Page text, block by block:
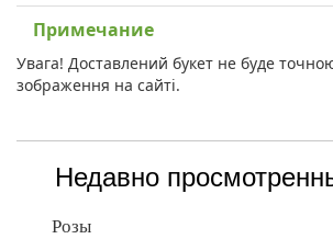
Примечание
Увага! Доставлений букет не буде
зображення на сайті.
Недавно
Розы